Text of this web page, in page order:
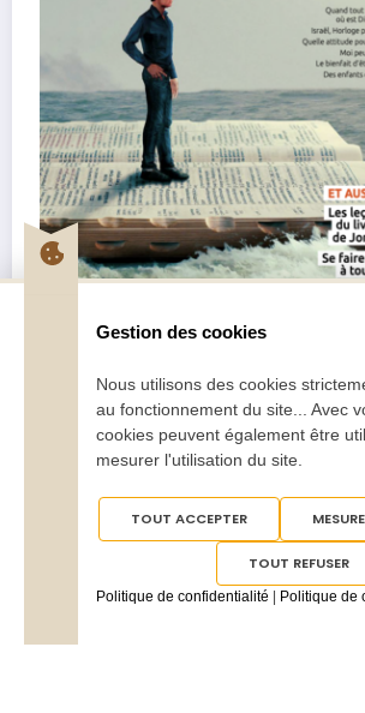
Pentecôte Juillet-Août 2026
Gestion des cookies
Nous utilisons des cookies
au fonctionnement du site... Avec
cookies peuvent également être
mesurer l'utilisation du site.
TOUT ACCEPTER
TOUT REFUSER
Politique de confidentialité Politique de